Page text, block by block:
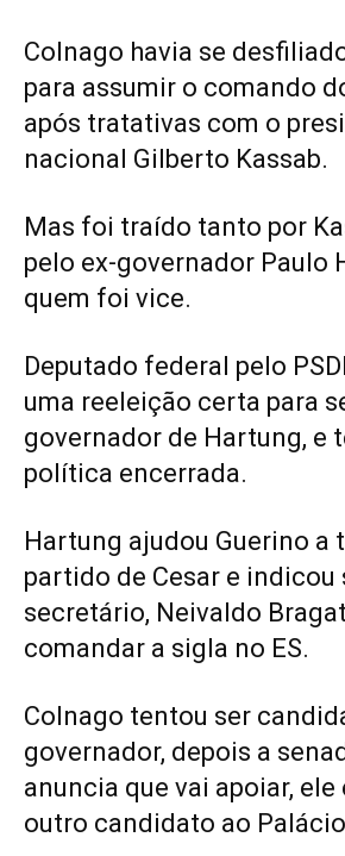
Colnago havia se
para assumir o comando
após tratativas com o
nacional Gilberto Kassab.
Mas foi traído tanto por
pelo ex-governador Paulo
quem foi vice.
Deputado federal pelo
uma reeleição certa para
governador de Hartung, e
política encerrada.
Hartung ajudou Guerino a
partido de Cesar e indicou
secretário, Neivaldo
comandar a sigla no ES.
Colnago tentou ser
governador, depois a
anuncia que vai apoiar, ele
outro candidato ao